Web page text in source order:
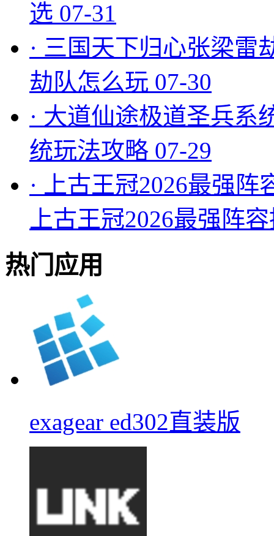
选 07-31
· 三国天下归心张梁雷
劫队怎么玩 07-30
· 大道仙途极道圣兵系
统玩法攻略 07-29
·
上古王冠2026最强
上古王冠2026最强阵
热门应用
exagear ed302直装版